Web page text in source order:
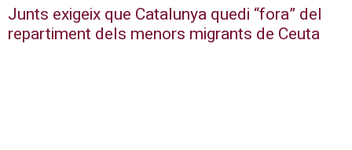
Junts exigeix que Catalunya quedi “fora” del
repartiment dels menors migrants de Ceuta